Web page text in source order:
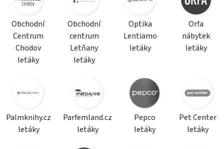
Obchodní
Centrum
Chodov
letáky
Obchodní
centrum
Letňany
letáky
Optika
Lentiamo
letáky
Orfa
nábytek
letáky
Palmknihy.cz
letáky
Parfemland.cz
letáky
Pepco
letáky
Pet Center
letáky